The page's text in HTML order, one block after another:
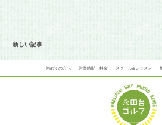
新しい記事
初めての方へ 営業時間・料金 スクール&レッスン